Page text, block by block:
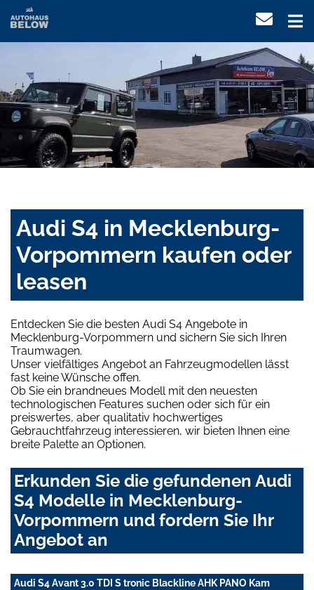
Audi S4 in Mecklenburg-
Vorpommern kaufen oder
leasen
Entdecken Sie die besten Audi S4 Angebote in
Mecklenburg-Vorpommern und sichern Sie sich Ihren
Traumwagen.
Unser vielfältiges Angebot an Fahrzeugmodellen lässt
fast keine Wünsche offen.
Ob Sie ein brandneues Modell mit den neuesten
technologischen Features suchen oder sich für ein
preiswertes, aber qualitativ hochwertiges
Gebrauchtfahrzeug interessieren, wir bieten Ihnen eine
breite Palette an Optionen.
Erkunden Sie die gefundenen Audi
S4 Modelle in Mecklenburg-
Vorpommern und fordern Sie Ihr
Angebot an
Audi S4 Avant 3.0 TDI S tronic Blackline AHK PANO Kam